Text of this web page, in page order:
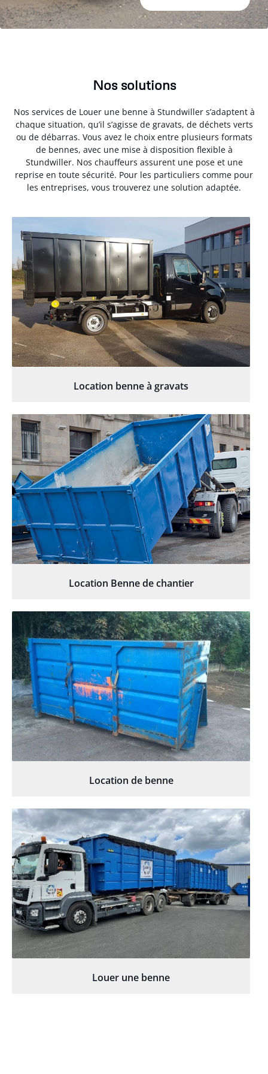
Nos solutions
Nos services de Louer une benne à Stundwiller s’adaptent à
chaque situation, qu’il s’agisse de gravats, de déchets verts
ou de débarras. Vous avez le choix entre plusieurs formats
de bennes, avec une mise à disposition flexible à
Stundwiller. Nos chauffeurs assurent une pose et une
reprise en toute sécurité. Pour les particuliers comme pour
les entreprises, vous trouverez une solution adaptée.
Location benne à gravats
Location Benne de chantier
Location de benne
Louer une benne